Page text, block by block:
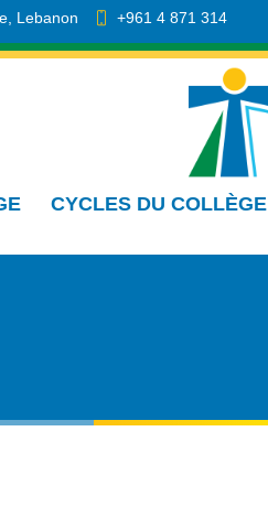
Lebanon
+961 4 871 314
CYCLES DU COLLÈGE